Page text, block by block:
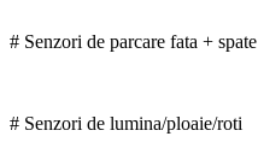
# Senzori de parcare fata + spate
# Senzori de lumina/ploaie/roti